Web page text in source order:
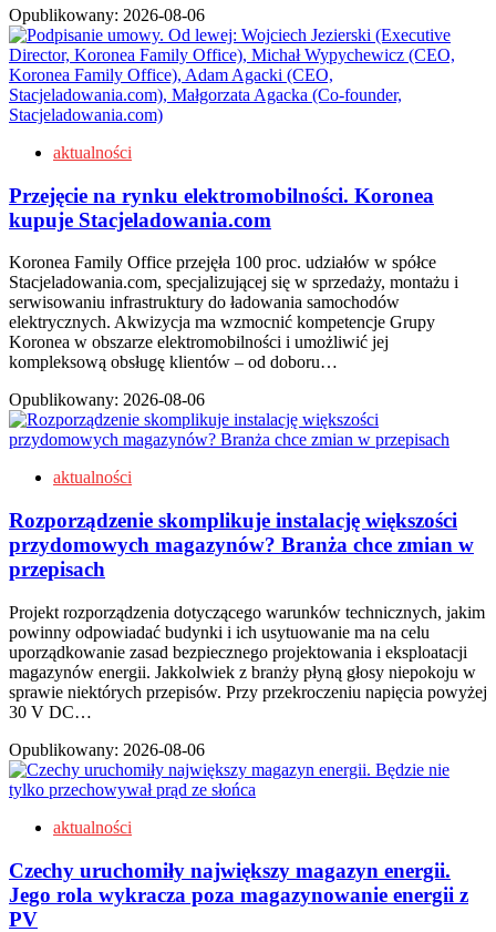
Opublikowany: 2026-08-06
aktualności
Przejęcie na rynku elektromobilności. Koronea
kupuje Stacjeladowania.com
Koronea Family Office przejęła 100 proc. udziałów w spółce
Stacjeladowania.com, specjalizującej się w sprzedaży, montażu i
serwisowaniu infrastruktury do ładowania samochodów
elektrycznych. Akwizycja ma wzmocnić kompetencje Grupy
Koronea w obszarze elektromobilności i umożliwić jej
kompleksową obsługę klientów – od doboru…
Opublikowany: 2026-08-06
aktualności
Rozporządzenie skomplikuje instalację większości
przydomowych magazynów? Branża chce zmian w
przepisach
Projekt rozporządzenia dotyczącego warunków technicznych, jakim
powinny odpowiadać budynki i ich usytuowanie ma na celu
uporządkowanie zasad bezpiecznego projektowania i eksploatacji
magazynów energii. Jakkolwiek z branży płyną głosy niepokoju w
sprawie niektórych przepisów. Przy przekroczeniu napięcia powyżej
30 V DC…
Opublikowany: 2026-08-06
aktualności
Czechy uruchomiły największy magazyn energii.
Jego rola wykracza poza magazynowanie energii z
PV